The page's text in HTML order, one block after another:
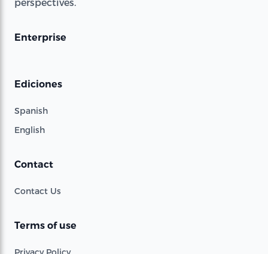
perspectives.
Enterprise
Ediciones
Spanish
English
Contact
Contact Us
Terms of use